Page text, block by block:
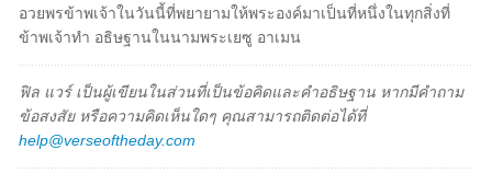
อวยพรข้าพเจ้าในวันนี้ที่พยายามให้พระองค์มาเป็นที่หนึ่งในทุกสิ่งที่
ข้าพเจ้าทำ อธิษฐานในนามพระเยซู อาเมน
ฟิล แวร์ เป็นผู้เขียนในส่วนที่เป็นข้อคิดและคำอธิษฐาน หากมีคำถาม
ข้อสงสัย หรือความคิดเห็นใดๆ คุณสามารถติดต่อได้ที่
help@verseoftheday.com